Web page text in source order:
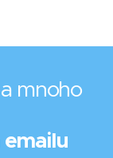
mnoho